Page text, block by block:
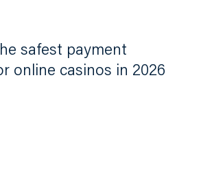
safest payment
online casinos in 2026